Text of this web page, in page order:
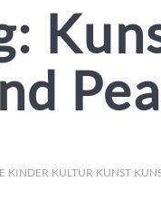
KINDER KULTUR KUNST